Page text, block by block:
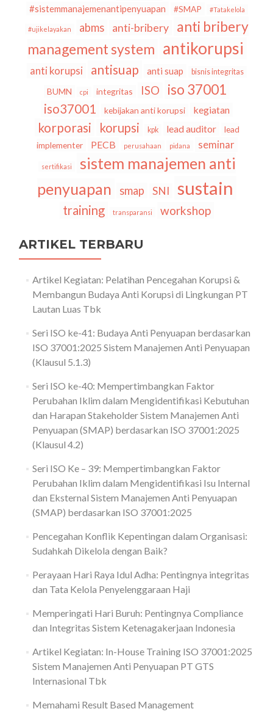
#sistemmanajemenantipenyuapan #SMAP #Tatakelola
#ujikelayakan abms anti-bribery
anti bribery
management system antikorupsi
anti korupsi antisuap anti suap bisnis integritas
BUMN cpi integritas ISO iso 37001
iso37001 kebijakan anti korupsi kegiatan
korporasi korupsi kpk lead auditor
lead
implementer
PECB perusahaan pidana seminar
sertifikasi
sistem manajemen anti
penyuapan
smap SNI sustain
training transparansi workshop
ARTIKEL TERBARU
Artikel Kegiatan: Pelatihan Pencegahan Korupsi &
Membangun Budaya Anti Korupsi di Lingkungan PT
Lautan Luas Tbk
Seri ISO ke-41: Budaya Anti Penyuapan berdasarkan
ISO 37001:2025 Sistem Manajemen Anti Penyuapan
(Klausul 5.1.3)
Seri ISO ke-40: Mempertimbangkan Faktor
Perubahan Iklim dalam Mengidentifikasi Kebutuhan
dan Harapan Stakeholder Sistem Manajemen Anti
Penyuapan (SMAP) berdasarkan ISO 37001:2025
(Klausul 4.2)
Seri ISO Ke – 39: Mempertimbangkan Faktor
Perubahan Iklim dalam Mengidentifikasi Isu Internal
dan Eksternal Sistem Manajemen Anti Penyuapan
(SMAP) berdasarkan ISO 37001:2025
Pencegahan Konflik Kepentingan dalam Organisasi:
Sudahkah Dikelola dengan Baik?
Perayaan Hari Raya Idul Adha: Pentingnya integritas
dan Tata Kelola Penyelenggaraan Haji
Memperingati Hari Buruh: Pentingnya Compliance
dan Integritas Sistem Ketenagakerjaan Indonesia
Artikel Kegiatan: In-House Training ISO 37001:2025
Sistem Manajemen Anti Penyuapan PT GTS
Internasional Tbk
Memahami Result Based Management